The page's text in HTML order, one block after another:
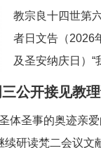
教宗良十四世第
者日文告（2026
及圣安纳庆日）“
你。”（参阅：依
的口，许诺祂永
公开接见教
体圣事的奥迹亲
续研读梵二会议文